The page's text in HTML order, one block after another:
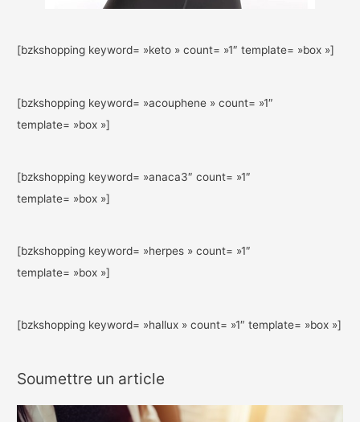
[bzkshopping keyword= »keto » count= »1″ template= »box »]
[bzkshopping keyword= »acouphene » count= »1″
template= »box »]
[bzkshopping keyword= »anaca3″ count= »1″
template= »box »]
[bzkshopping keyword= »herpes » count= »1″
template= »box »]
[bzkshopping keyword= »hallux » count= »1″ template= »box »]
Soumettre un article